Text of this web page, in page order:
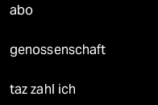
abo
genossenschaft
taz zahl ich